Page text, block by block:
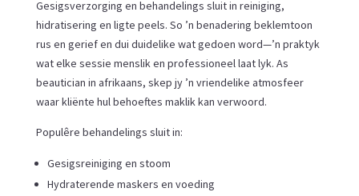
Gesigsverzorging en behandelings sluit in reiniging,
hidratisering en ligte peels. So ’n benadering beklemtoon
rus en gerief en dui duidelike wat gedoen word—’n praktyk
wat elke sessie menslik en professioneel laat lyk. As
beautician in afrikaans, skep jy ’n vriendelike atmosfeer
waar kliënte hul behoeftes maklik kan verwoord.
Populêre behandelings sluit in:
Gesigsreiniging en stoom
Hydraterende maskers en voeding